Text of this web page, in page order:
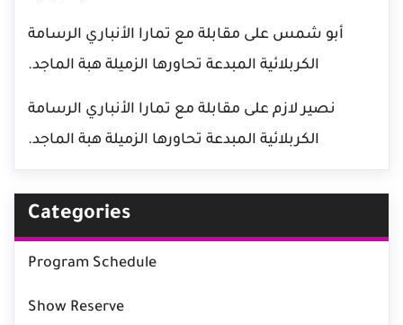
أبو شمس على مقابلة مع تمارا الأنباري الرسامة
الكربلائية المبدعة تحاورها الزميلة هبة الماجد.
نصير لازم على مقابلة مع تمارا الأنباري الرسامة
الكربلائية المبدعة تحاورها الزميلة هبة الماجد.
Categories
Program Schedule
Show Reserve